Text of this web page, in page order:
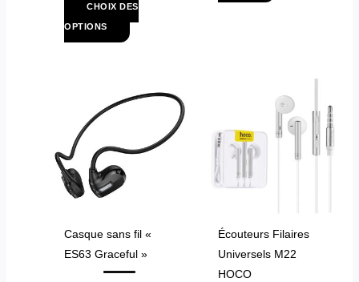
CHOIX DES
OPTIONS
produit
Casque sans fil «
ES63 Graceful »
Écouteurs Filaires
Universels M22
HOCO